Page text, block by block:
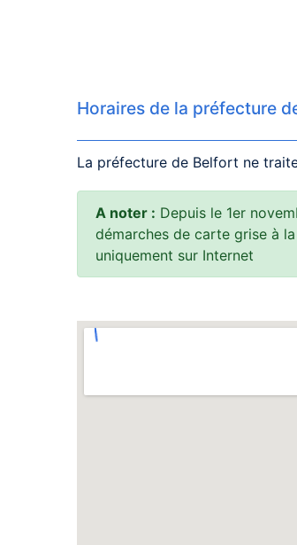
Horaires de la préfecture
La préfecture de Belfort ne
A noter : Depuis le 1er
démarches de carte grise à
uniquement sur Internet